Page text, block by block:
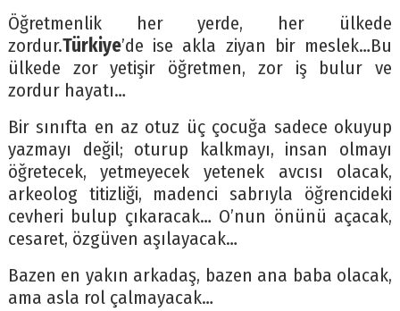
Öğretmenlik her yerde, her ülkede
zordur.Türkiye’de ise akla ziyan bir meslek…Bu
ülkede zor yetişir öğretmen, zor iş bulur ve
zordur hayatı…
Bir sınıfta en az otuz üç çocuğa sadece okuyup
yazmayı değil; oturup kalkmayı, insan olmayı
öğretecek, yetmeyecek yetenek avcısı olacak,
arkeolog titizliği, madenci sabrıyla öğrencideki
cevheri bulup çıkaracak… O’nun önünü açacak,
cesaret, özgüven aşılayacak…
Bazen en yakın arkadaş, bazen ana baba olacak,
ama asla rol çalmayacak…